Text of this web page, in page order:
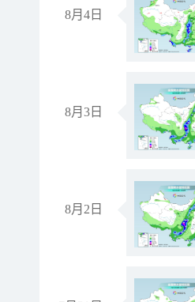
8月4日
8月3日
8月2日